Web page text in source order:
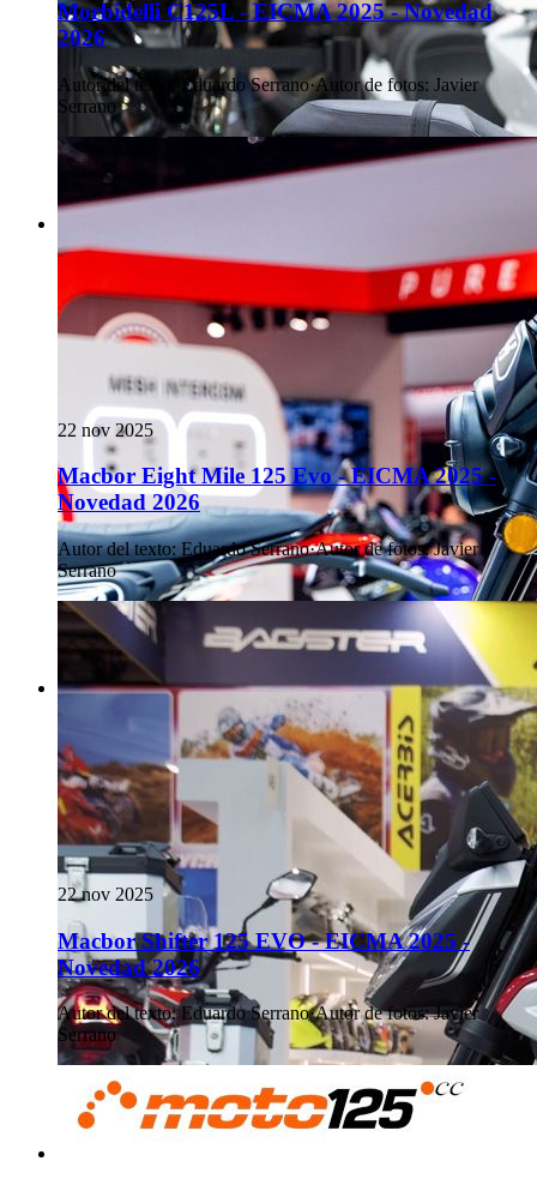
Morbidelli C125L - EICMA 2025 - Novedad
2026
Autor del texto Eduardo Serrano·Autor de fotos: Javier
Serrano
22 nov 2025
Macbor Eight Mile 125 Evo - EICMA 2025 -
Novedad 2026
Autor del texto: Eduardo Serrano·Autor de fotos: Javier
Serrano
22 nov 2025
Macbor Shifter 125 EVO - EICMA 2025 -
Novedad 2026
Autor del texto: Eduardo Serrano·Autor de fotos: Javier
Serrano